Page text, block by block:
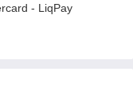
- LiqPay